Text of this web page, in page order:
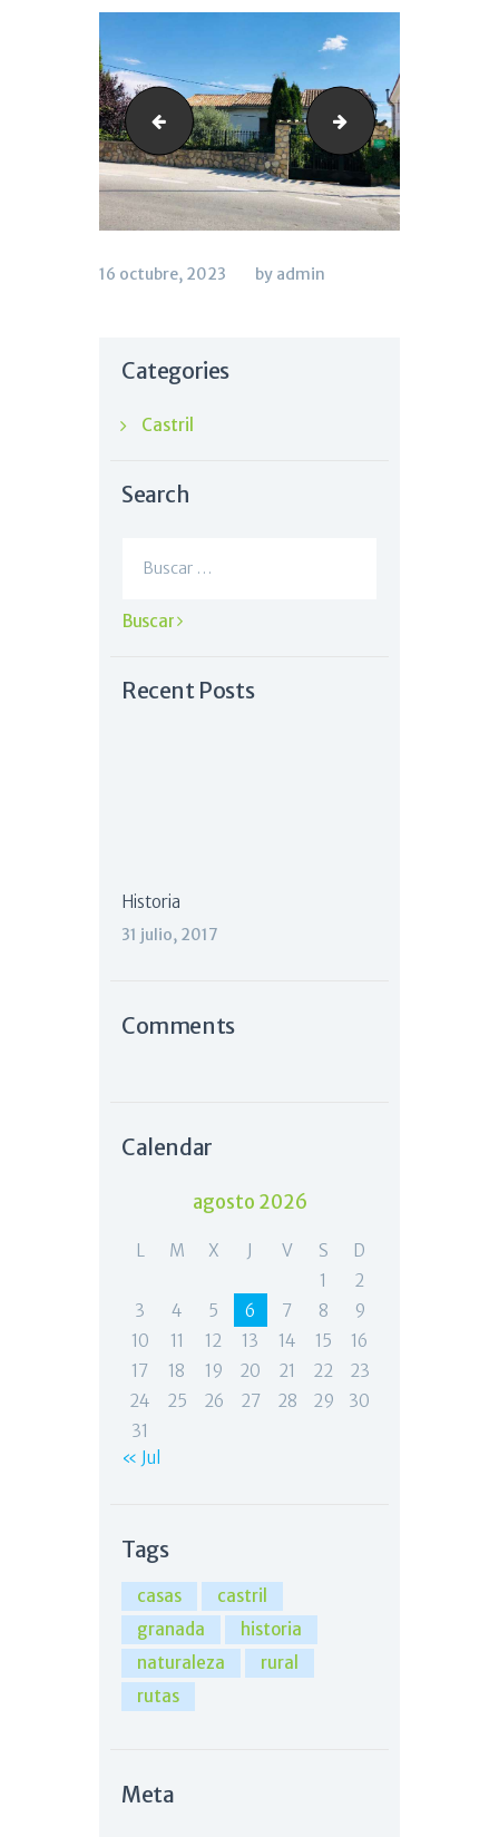
Dónde-Duermen-los-pájaros---EL PORTILLO
16 octubre, 2023 by admin
Categories
Castril
Search
Recent Posts
Historia
31 julio, 2017
Comments
Calendar
agosto 2026
L M X J V S
D
1
2
3
4 5 6 7 8
9
10
11 12 13 14 15
16
17
18 19 20 21 22
23
24
25 26 27 28 29
30
31
« Jul
Tags
casas
castril
granada
historia
naturaleza
rural
rutas
Meta